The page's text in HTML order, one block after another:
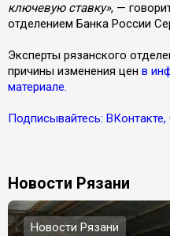
ключевую ставку», —
отделением Банка России
Эксперты рязанского
причины изменения цен в
материале.
Подписывайтесь:
Новости Рязани
Новости Рязани